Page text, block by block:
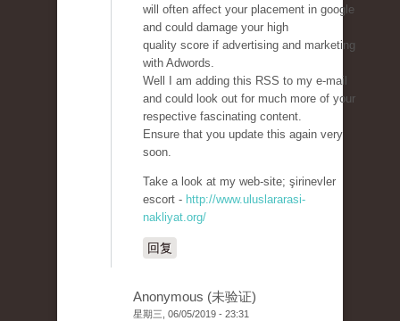
will often affect your placement in google
and could damage your high
quality score if advertising and marketing
with Adwords.
Well I am adding this RSS to my e-mail
and could look out for much more of your
respective fascinating content.
Ensure that you update this again very
soon.
Take a look at my web-site; şirinevler
escort - http://www.uluslararasi-
nakliyat.org/
回复
Anonymous (未验证)
星期三, 06/05/2019 - 23:31